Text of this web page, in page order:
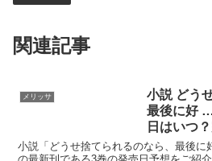
関連記事
メリッサ
小説 どう
最後に好
日はいつ
小説「どうせ捨てられるのなら、最後に